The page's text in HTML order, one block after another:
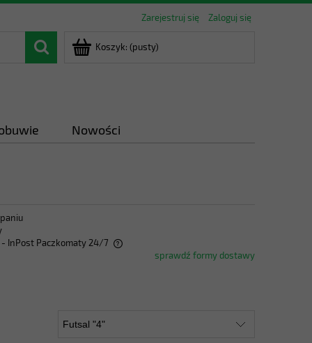
Zarejestruj się Zaloguj się
Koszyk: (pusty)
Nowości
- InPost Paczkomaty 24/7
sprawdź formy dostawy